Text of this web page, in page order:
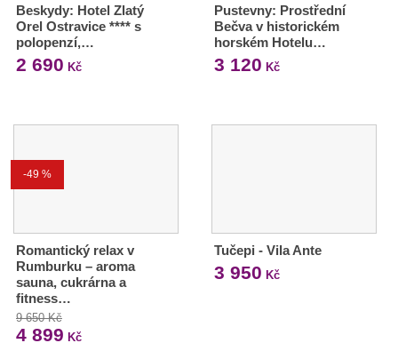
Beskydy: Hotel Zlatý
Orel Ostravice **** s
polopenzí,…
2 690 Kč
Pustevny: Prostřední
Bečva v historickém
horském Hotelu…
3 120 Kč
-49 %
Romantický relax v
Rumburku – aroma
sauna, cukrárna a
fitness…
9 650 Kč
4 899 Kč
Tučepi - Vila Ante
3 950 Kč